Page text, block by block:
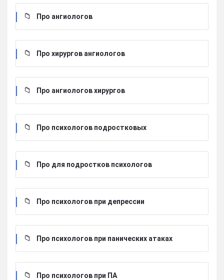
Про ангиологов
Про хирургов ангиологов
Про ангиологов хирургов
Про психологов подростковых
Про для подростков психологов
Про психологов при депрессии
Про психологов при панических атаках
Про психологов при ПА